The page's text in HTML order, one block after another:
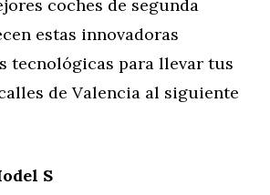
coches de segunda
estas innovadoras
tecnológicas para llevar tus
de Valencia al siguiente
S